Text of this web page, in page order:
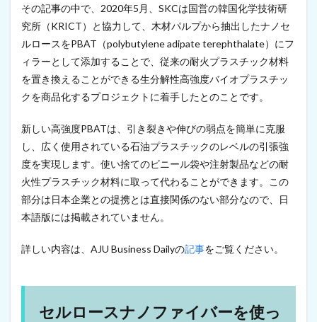
9
ン
ド
ネ
シ
ア
、
的
に
放
射
線
分
技
に
て
ノ
その記事の中で、2020年5月、SKCは国営の韓国化学技術研
究所（KRICT）と協力して、木材パルプから抽出したナノセ
ルロースをPBAT（polybutylene adipate terephthalate）にフ
ィラーとして添加することで、従来の耐火プラスチック材料
を置き換えることができる生分解性高強度バイオプラスチッ
クを商品化するプロジェクトに着手したとのことです。
新しい高強度PBATは、引き裂きや伸びの弱点を簡単に克服
し、広く使用されている石油プラスチックのレベルの引張強
度を実現します。使い捨てのビニール袋や注射製品などの耐
火性プラスチック材料に取って代わることができます。この
部分は日本企業との提携とは直接関係のない部分なので、日
本語版には掲載されていません。
詳しい内容は、AJU Business Dailyの記事をご覧ください。
セルロースナノファイバーを使っ